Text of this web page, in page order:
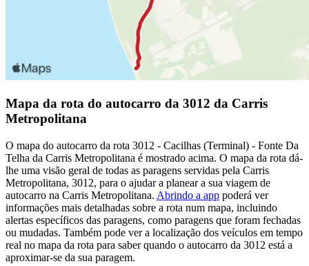
Mapa da rota do autocarro da 3012 da Carris
Metropolitana
O mapa do autocarro da rota 3012 - Cacilhas (Terminal) - Fonte Da
Telha da Carris Metropolitana é mostrado acima. O mapa da rota dá-
lhe uma visão geral de todas as paragens servidas pela Carris
Metropolitana, 3012, para o ajudar a planear a sua viagem de
autocarro na Carris Metropolitana. Abrindo a app poderá ver
informações mais detalhadas sobre a rota num mapa, incluindo
alertas específicos das paragens, como paragens que foram fechadas
ou mudadas. Também pode ver a localização dos veículos em tempo
real no mapa da rota para saber quando o autocarro da 3012 está a
aproximar-se da sua paragem.